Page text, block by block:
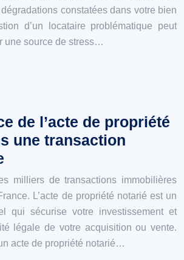
constatées dans votre bien
d’un locataire problématique peut
une source de stress…
de l’acte de propriété
une transaction
milliers de transactions immobilières
L’acte de propriété notarié est un
qui sécurise votre investissement et
légale de votre acquisition ou vente.
acte de propriété notarié…